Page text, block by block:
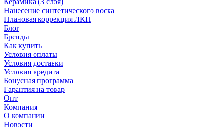
Керамика (3 слоя)
Нанесение синтетического воска
Плановая коррекция ЛКП
Блог
Бренды
Как купить
Условия оплаты
Условия доставки
Условия кредита
Бонусная программа
Гарантия на товар
Опт
Компания
О компании
Новости